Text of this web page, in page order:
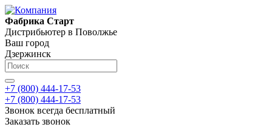
Фабрика Старт
Дистрибьютер в Поволжье
Ваш город
Дзержинск
+7 (800) 444-17-53
+7 (800) 444-17-53
Звонок всегда бесплатный
Заказать звонок